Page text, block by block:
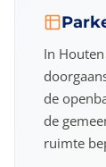
In
de
de
ruimte